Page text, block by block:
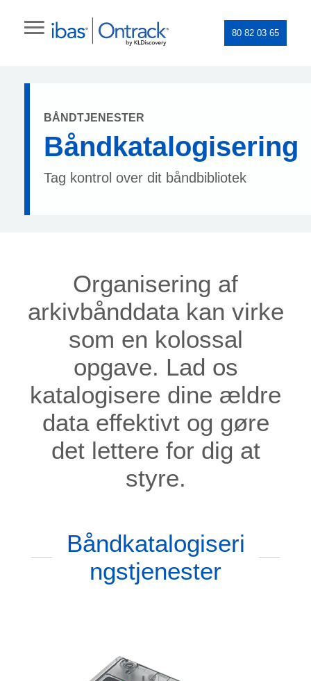
80 82 03 65
BÅNDTJENESTER
Båndkatalogisering
Tag kontrol over dit båndbibliotek
Organisering af
arkivbånddata kan virke
som en kolossal
opgave. Lad os
katalogisere dine ældre
data effektivt og gøre
det lettere for dig at
styre.
Båndkatalogiseri
ngstjenester